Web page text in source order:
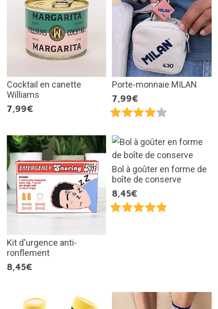
Cocktail en canette
Williams
7,99€
Porte-monnaie MILAN
7,99€
Kit d'urgence anti-
ronflement
8,45€
Bol à goûter en forme de
boîte de conserve
8,45€